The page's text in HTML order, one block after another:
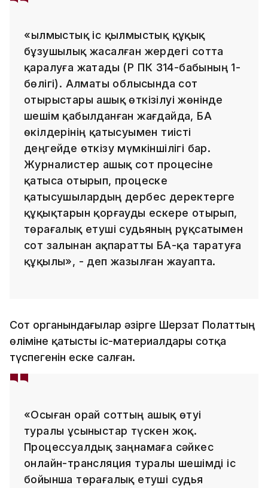
«Қылмыстық іс қылмыстық құқық
бұзушылық жасалған жердегі сотта
қаралуға жатады (ҚР ҚПК 314-бабының 1-
бөлігі). Алматы облысында сот
отырыстары ашық өткізілуі жөнінде
шешім қабылданған жағдайда, БАҚ
өкілдерінің қатысуымен тиісті
деңгейде өткізу мүмкіншілігі бар.
Журналистер ашық сот процесіне
қатыса отырып, процеске
қатысушылардың дербес деректерге
құқықтарын қорғауды ескере отырып,
төрағалық етуші судьяның рұқсатымен
сот залынан ақпаратты БАҚ-қа таратуға
құқылы», - деп жазылған жауапта.
Сот органындағылар әзірге Шерзат Полаттың
өліміне қатысты іс-материалдары сотқа
түспегенін еске салған.
«Осыған орай соттың ашық өтуі
туралы ұсыныстар түскен жоқ.
Процессуалдық заңнамаға сәйкес
онлайн-трансляция туралы шешімді іс
бойынша төрағалық етуші судья